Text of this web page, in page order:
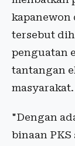
kapanewon
tersebut
penguatan
tantangan
masyarakat.
"Dengan
binaan